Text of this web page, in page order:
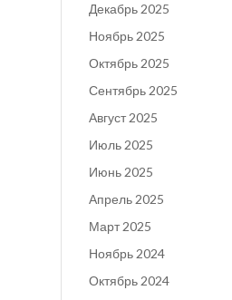
Декабрь 2025
Ноябрь 2025
Октябрь 2025
Сентябрь 2025
Август 2025
Июль 2025
Июнь 2025
Апрель 2025
Март 2025
Ноябрь 2024
Октябрь 2024